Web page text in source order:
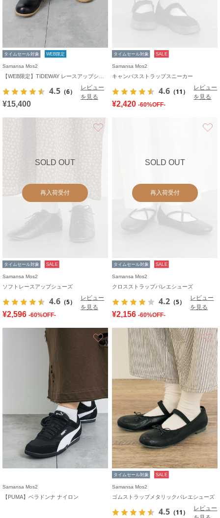
タイムセール対象 WEB限定
Samansa Mos2
4.5 （6）
レビュー
を見る
¥15,400
タイムセール対象 SALE
Samansa Mos2
キャンバスストラップスニーカー
4.6 （11）
レビュー
を見る
¥2,420 -60%OFF-
SOLD OUT
再入荷受付
タイムセール対象 SALE
Samansa Mos2
ソフトレースアップシューズ
4.6 （5）
レビュー
を見る
¥2,596 -60%OFF-
SOLD OUT
再入荷受付
タイムセール対象 SALE
Samansa Mos2
クロスストラップバレエシューズ
4.2 （5）
レビュー
を見る
¥2,156 -60%OFF-
お気に入り
Samansa Mos2
【PUMA】ベラドンナ ナイロン
タイムセール対象 SALE
Samansa Mos2
ゴムストラップメタリックバレエシューズ
4.5 （11）
レビュー